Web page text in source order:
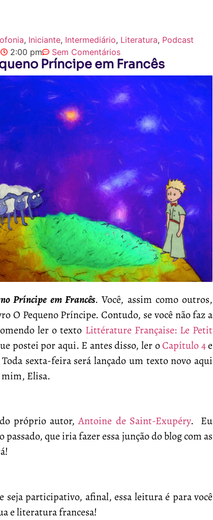
, Iniciante, Intermediário, Literatura, Podcast
2:00 pm Sem Comentários
Príncipe em Francês
Príncipe em Francês. Você, assim como outros,
O Pequeno Príncipe. Contudo, se você não faz a
ler o texto Littérature Française: Le Petit
postei por aqui. E antes disso, ler oCapítulo 4e
sexta-feira será lançado um texto novo aqui
Elisa.
próprio autor,Antoine de Saint-Exupéry. Eu
que iria fazer essa junção do blog com as
seja participativo, afinal, essa leitura é para você
e literatura francesa!